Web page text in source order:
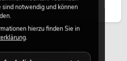
Artikel
sind notwendig und können
hierzu finden Sie in
.